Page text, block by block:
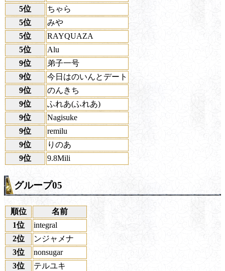
5位
ちゃら
5位
みや
5位
RAYQUAZA
5位
Alu
9位
弟子一号
9位
今日はのいんとデート
9位
のんきち
9位
ふれあ(ふれあ)
9位
Nagisuke
9位
remilu
9位
りのあ
9位
9.8Mili
グループ05
順位
名前
1位
integral
2位
ンジャメナ
3位
nonsugar
3位
テルユキ